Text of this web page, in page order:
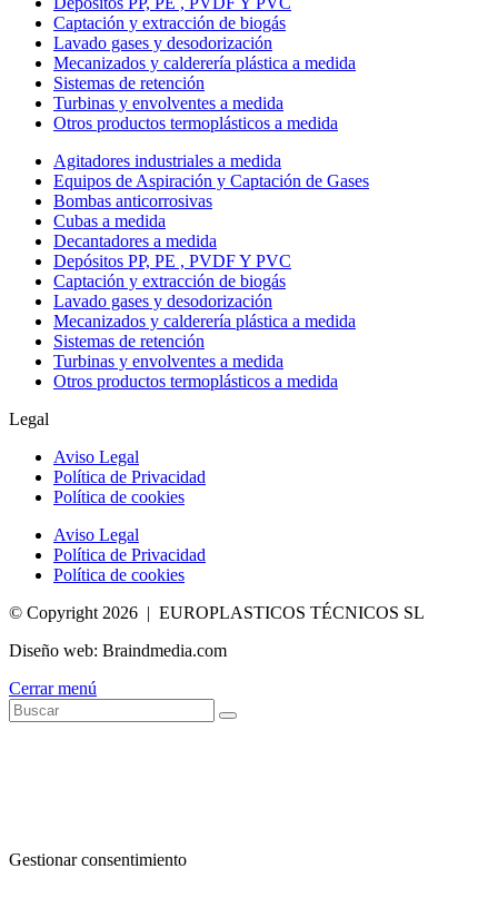
Captación y extracción de biogás
Lavado gases y desodorización
Mecanizados y calderería plástica a medida
Sistemas de retención
Turbinas y envolventes a medida
Otros productos termoplásticos a medida
Agitadores industriales a medida
Equipos de Aspiración y Captación de Gases
Bombas anticorrosivas
Cubas a medida
Decantadores a medida
Depósitos PP, PE , PVDF Y PVC
Captación y extracción de biogás
Lavado gases y desodorización
Mecanizados y calderería plástica a medida
Sistemas de retención
Turbinas y envolventes a medida
Otros productos termoplásticos a medida
Legal
Aviso Legal
Política de Privacidad
Política de cookies
Aviso Legal
Política de Privacidad
Política de cookies
© Copyright 2026 | EUROPLASTICOS TÉCNICOS SL
Diseño web: Braindmedia.com
Cerrar menú
Gestionar consentimiento